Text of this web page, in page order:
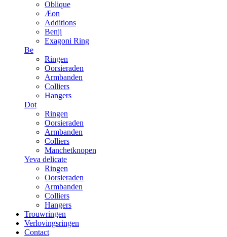
Oblique
Æon
Additions
Benji
Exagoni Ring
Be
Ringen
Oorsieraden
Armbanden
Colliers
Hangers
Dot
Ringen
Oorsieraden
Armbanden
Colliers
Manchetknopen
Yeva delicate
Ringen
Oorsieraden
Armbanden
Colliers
Hangers
Trouwringen
Verlovingsringen
Contact